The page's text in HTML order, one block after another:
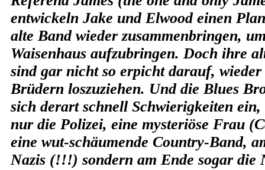
entwickeln Jake und Elwood einen
alte Band wieder zusammenbringen,
Waisenhaus aufzubringen. Doch ihre
sind gar nicht so erpicht darauf,
Brüdern loszuziehen. Und die Blues
sich derart schnell Schwierigkeiten ein,
nur die Polizei, eine mysteriöse Frau
eine wut-schäumende Country-Band,
Nazis (!!!) sondern am Ende sogar die